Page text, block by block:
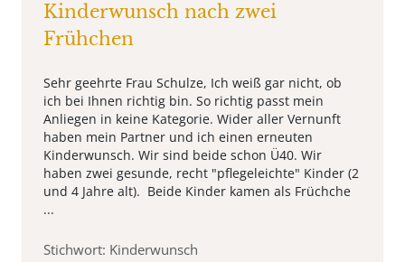
Kinderwunsch nach zwei
Frühchen
Sehr geehrte Frau Schulze, Ich weiß gar nicht, ob
ich bei Ihnen richtig bin. So richtig passt mein
Anliegen in keine Kategorie. Wider aller Vernunft
haben mein Partner und ich einen erneuten
Kinderwunsch. Wir sind beide schon Ü40. Wir
haben zwei gesunde, recht "pflegeleichte" Kinder (2
und 4 Jahre alt). Beide Kinder kamen als Früchche
...
Stichwort: Kinderwunsch